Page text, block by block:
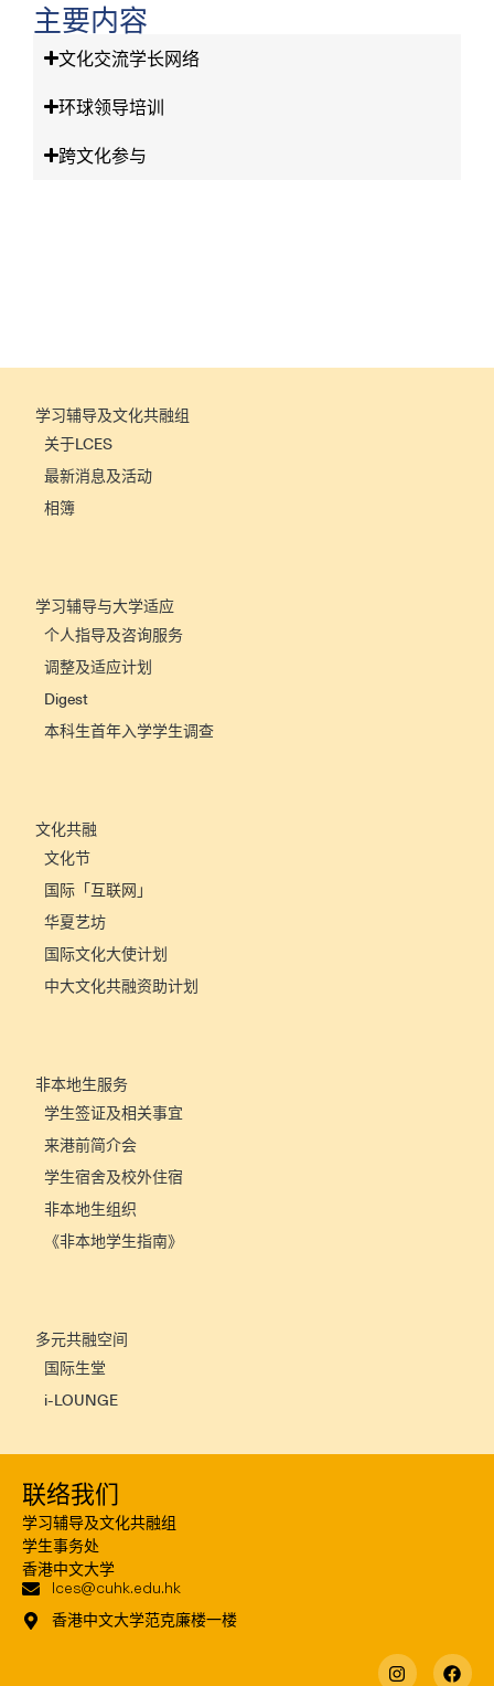
国际「互联
网」
主要内容
文化交流学长网络
环球领导培训
跨文化参与
学习辅导及文化共融组
关于LCES
最新消息及活动
相簿
学习辅导与大学适应
个人指导及咨询服务
调整及适应计划
Digest
本科生首年入学学生调查
文化共融
文化节
国际「互联网」
华夏艺坊
国际文化大使计划
中大文化共融资助计划
非本地生服务
学生签证及相关事宜
来港前简介会
学生宿舍及校外住宿
非本地生组织
《非本地学生指南》
多元共融空间
国际生堂
i-LOUNGE
联络我们
学习辅导及文化共融组
学生事务处
香港中文大学
lces@cuhk.edu.hk
香港中文大学范克廉楼一楼